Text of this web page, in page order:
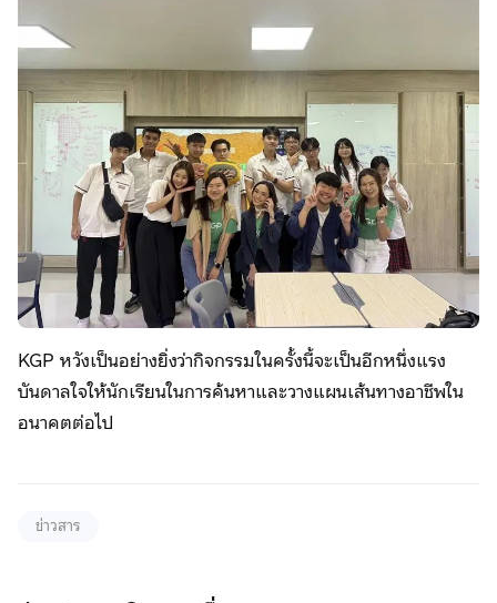
KGP หวังเป็นอย่างยิ่งว่ากิจกรรมในครั้งนี้จะเป็นอีกหนึ่งแรง
บันดาลใจให้นักเรียนในการค้นหาและวางแผนเส้นทางอาชีพใน
อนาคตต่อไป
ข่าวสาร